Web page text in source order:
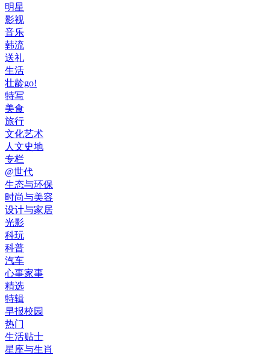
明星
影视
音乐
韩流
送礼
生活
壮龄go!
特写
美食
旅行
文化艺术
人文史地
专栏
@世代
生态与环保
时尚与美容
设计与家居
光影
科玩
科普
汽车
心事家事
精选
特辑
早报校园
热门
生活贴士
星座与生肖